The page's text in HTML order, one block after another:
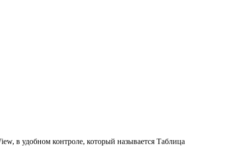
в удобном контроле, который называется Таблица